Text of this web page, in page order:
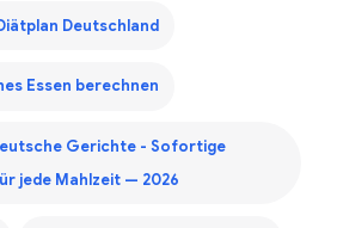
Deutschland
Essen berechnen
Gerichte - Sofortige
jede Mahlzeit — 2026